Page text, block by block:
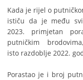
Kada je rijel o
ističu da je među
2023. primjetan
putničkim
isto razdoblje 2022.
Porastao je i broj